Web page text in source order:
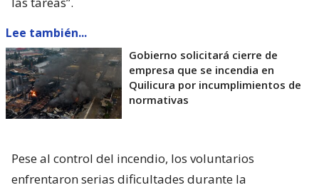
Lee también...
Gobierno solicitará cierre de
empresa que se incendia en
Quilicura por incumplimientos de
normativas
Pese al control del incendio, los voluntarios
enfrentaron serias dificultades durante la